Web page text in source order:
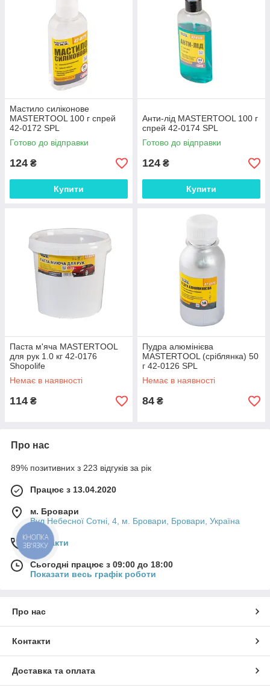
Мастило силіконове
MASTERTOOL 100 г спрей
42-0172 SPL
Готово до відправки
124 ₴
Купити
Анти-лід MASTERTOOL 100 г
спрей 42-0174 SPL
Готово до відправки
124 ₴
Купити
Паста м'яча MASTERTOOL
для рук 1.0 кг 42-0176
Shopolife
Немає в наявності
114 ₴
Пудра алюмінієва
MASTERTOOL (сріблянка) 50
г 42-0126 SPL
Немає в наявності
84 ₴
Про нас
89% позитивних з 223 відгуків за рік
Працює з 13.04.2020
м. Бровари
Вул Небесної Сотні, 4, м. Бровари, Бровари, Україна
Контакти
Сьогодні працює з 09:00 до 18:00
Показати весь графік роботи
Про нас
Контакти
Доставка та оплата
КНОПКА
ЗВ'ЯЗКУ